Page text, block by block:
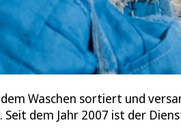
Waschen sortiert und
dem Jahr 2007 ist der